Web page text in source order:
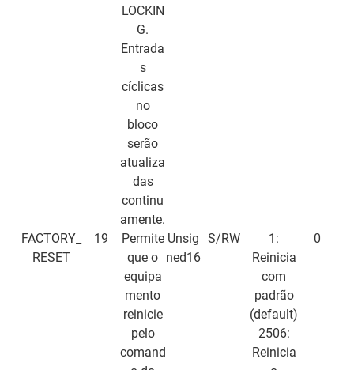
LOCKIN
G.
Entrada
s
cíclicas
no
bloco
serão
atualiza
das
continu
amente.
FACTORY_
RESET
19
Permite
que o
equipa
mento
reinicie
pelo
comand
Unsig
ned16
S/RW
1:
Reinicia
com
padrão
(default)
2506:
Reinicia
0